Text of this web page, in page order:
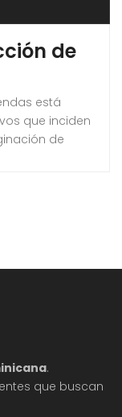
de
está
que inciden
de
.
que buscan